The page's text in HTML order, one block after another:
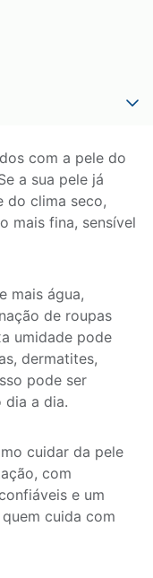
com a pele do
a sua pele já
do clima seco,
mais fina, sensível
mais água,
de roupas
umidade pode
dermatites,
pode ser
dia a dia.
cuidar da pele
com
e um
cuida com